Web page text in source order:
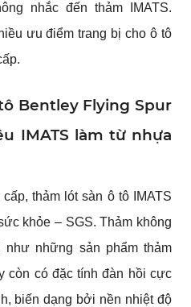
nhắc đến thảm IMATS.
ưu điểm trang bị cho ô tô
Bentley Flying Spur
IMATS làm từ nhựa
thảm lót sàn ô tô IMATS
khỏe – SGS. Thảm không
những sản phẩm thảm
còn có đặc tính đàn hồi cực
biến dạng bởi nền nhiệt độ